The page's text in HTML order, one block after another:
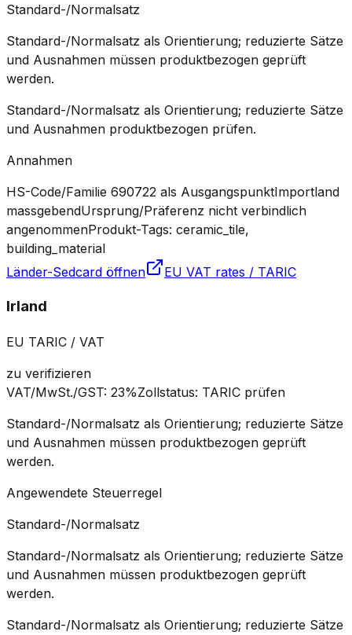
Standard-/Normalsatz
Standard-/Normalsatz als Orientierung; reduzierte Sätze
und Ausnahmen müssen produktbezogen geprüft
werden.
Standard-/Normalsatz als Orientierung; reduzierte Sätze
und Ausnahmen produktbezogen prüfen.
Annahmen
HS-Code/Familie 690722 als AusgangspunktImportland
massgebendUrsprung/Präferenz nicht verbindlich
angenommenProdukt-Tags: ceramic_tile,
building_material
Länder-Sedcard öffnen
EU VAT rates / TARIC
Irland
EU TARIC / VAT
zu verifizieren
VAT/MwSt./GST: 23%Zollstatus: TARIC prüfen
Standard-/Normalsatz als Orientierung; reduzierte Sätze
und Ausnahmen müssen produktbezogen geprüft
werden.
Angewendete Steuerregel
Standard-/Normalsatz
Standard-/Normalsatz als Orientierung; reduzierte Sätze
und Ausnahmen müssen produktbezogen geprüft
werden.
Standard-/Normalsatz als Orientierung; reduzierte Sätze